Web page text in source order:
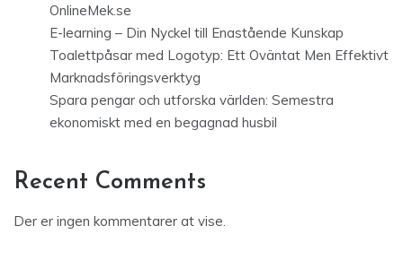
OnlineMek.se
E-learning – Din Nyckel till Enastående Kunskap
Toalettpåsar med Logotyp: Ett Oväntat Men Effektivt
Marknadsföringsverktyg
Spara pengar och utforska världen: Semestra
ekonomiskt med en begagnad husbil
Recent Comments
Der er ingen kommentarer at vise.